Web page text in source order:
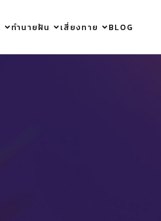
ทำนายฝัน เสี่ยงทาย BLOG